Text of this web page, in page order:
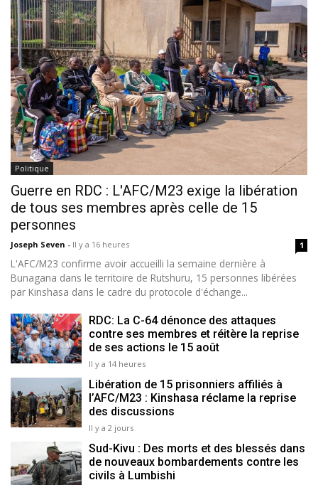
Politique
Guerre en RDC : L'AFC/M23 exige la libération
de tous ses membres après celle de 15
personnes
Joseph Seven - Il y a 16 heures 1
L'AFC/M23 confirme avoir accueilli la semaine dernière à
Bunagana dans le territoire de Rutshuru, 15 personnes libérées
par Kinshasa dans le cadre du protocole d'échange...
RDC: La C-64 dénonce des attaques
contre ses membres et réitère la reprise
de ses actions le 15 août
Il y a 14 heures
Libération de 15 prisonniers affiliés à
l’AFC/M23 : Kinshasa réclame la reprise
des discussions
Il y a 2 jours
Sud-Kivu : Des morts et des blessés dans
de nouveaux bombardements contre les
civils à Lumbishi